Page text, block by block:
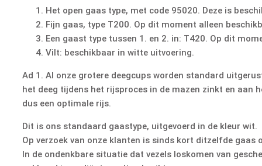
Het open gaas type, met code 95020. Deze is
Fijn gaas, type T200. Op dit moment alleen
Een gaast type tussen 1. en 2. in: T420. Op dit
Vilt: beschikbaar in witte uitvoering.
Ad 1. Al onze grotere deegcups worden standard
het deeg tijdens het rijsproces in de mazen zinkt en aan
dus een optimale rijs.
Dit is ons standaard gaastype, uitgevoerd in de kleur wit.
Op verzoek van onze klanten is sinds kort ditzelfde gaas
In de ondenkbare situatie dat vezels loskomen van